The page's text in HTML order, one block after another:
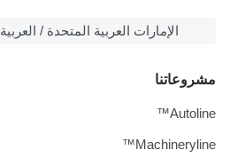
الإمارات العربية المتحدة / العربية
مشروعاتنا
Autoline™
Machineryline™